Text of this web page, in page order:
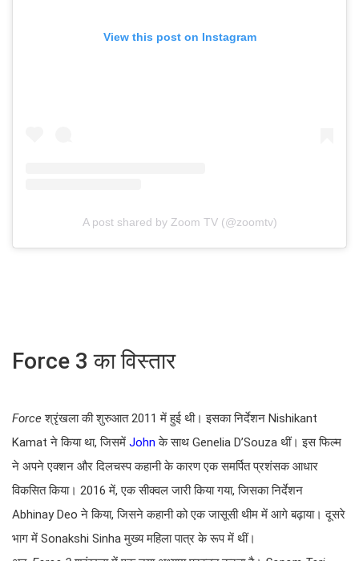
View this post on Instagram
A post shared by Zoom TV (@zoomtv)
Force 3 का विस्तार
Forceश्रृंखला की शुरुआत 2011 में हुई थी। इसका निर्देशन Nishikant
Kamat ने किया था, जिसमें John के साथ Genelia D’Souza थीं। इस फिल्म
ने अपने एक्शन और दिलचस्प कहानी के कारण एक समर्पित प्रशंसक आधार
विकसित किया। 2016 में, एक सीक्वल जारी किया गया, जिसका निर्देशन
Abhinay Deo ने किया, जिसने कहानी को एक जासूसी थीम में आगे बढ़ाया। दूसरे
भाग में Sonakshi Sinha मुख्य महिला पात्र के रूप में थीं।